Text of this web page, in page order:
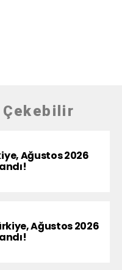
Ağustos 2026
Ağustos 2026